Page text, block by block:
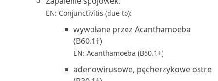
EN: Conjunctivitis (due to):
wywołane przez Acanthamoeba
(B60.1†)
EN: Acanthamoeba (B60.1+)
adenowirusowe, pęcherzykowe ostre